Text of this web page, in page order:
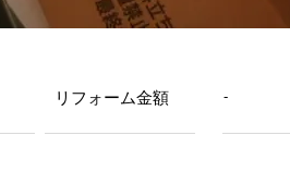
リフォーム金額 -